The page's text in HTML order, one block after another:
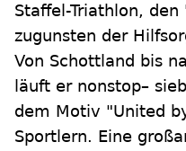
Staffel-Triathlon,
zugunsten der
Von Schottland bis
läuft er nonstop–
dem Motiv "United
Sportlern. Eine